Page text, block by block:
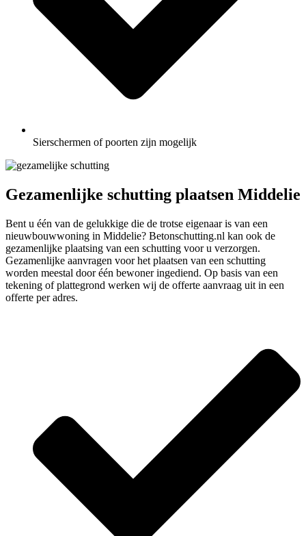
Sierschermen of poorten zijn mogelijk
Gezamenlijke schutting plaatsen Middelie
Bent u één van de gelukkige die de trotse eigenaar is van een
nieuwbouwwoning in Middelie? Betonschutting.nl kan ook de
gezamenlijke plaatsing van een schutting voor u verzorgen.
Gezamenlijke aanvragen voor het plaatsen van een schutting
worden meestal door één bewoner ingediend. Op basis van een
tekening of plattegrond werken wij de offerte aanvraag uit in een
offerte per adres.